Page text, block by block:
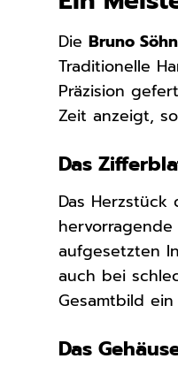
DieBruno
Traditionelle
Präzision
Zeit anzeigt,
Das
Das
aufgesetzten
auch bei
Gesamtbild
Das